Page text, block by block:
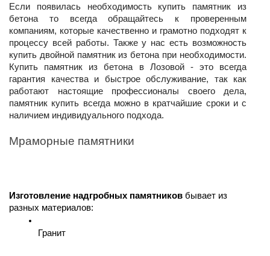
Если появилась необходимость купить памятник из
бетона то всегда обращайтесь к проверенным
компаниям, которые качественно и грамотно подходят к
процессу всей работы. Также у нас есть возможность
купить двойной памятник из бетона при необходимости.
Купить памятник из бетона в Лозовой - это всегда
гарантия качества и быстрое обслуживание, так как
работают настоящие профессионалы своего дела,
памятник купить всегда можно в кратчайшие сроки и с
наличием индивидуального подхода.
Мраморные памятники
Изготовление надгробных памятников бывает из
разных материалов:
Гранит